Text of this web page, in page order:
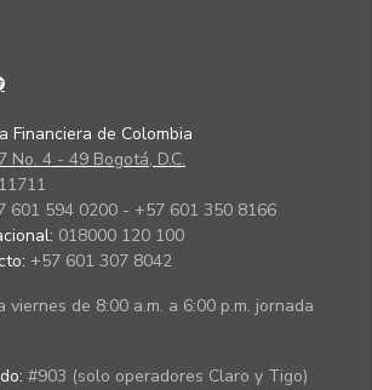
Financiera de Colombia
No. 4 - 49 Bogotá, D.C.
601 594 0200 - +57 601 350 8166
018000 120 100
+57 601 307 8042
viernes de 8:00 a.m. a 6:00 p.m. jornada
#903 (solo operadores Claro y Tigo)